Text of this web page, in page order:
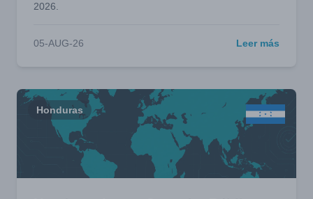
2026.
05-AUG-26 Leer más
Honduras